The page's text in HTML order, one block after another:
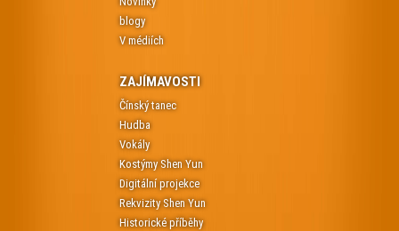
blogy
V médiích
ZAJÍMAVOSTI
Čínský tanec
Hudba
Vokály
Kostýmy Shen Yun
Digitální projekce
Rekvizity Shen Yun
Historické příběhy